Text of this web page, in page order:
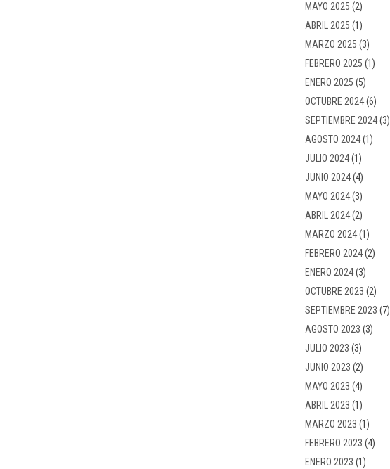
MAYO 2025 (2)
ABRIL 2025 (1)
MARZO 2025 (3)
FEBRERO 2025 (1)
ENERO 2025 (5)
OCTUBRE 2024(6)
SEPTIEMBRE 2024(3)
AGOSTO 2024(1)
JULIO 2024(1)
JUNIO 2024(4)
MAYO 2024(3)
ABRIL 2024(2)
MARZO 2024(1)
FEBRERO 2024(2)
ENERO 2024(3)
OCTUBRE 2023 (2)
SEPTIEMBRE 2023 (7)
AGOSTO 2023 (3)
JULIO 2023 (3)
JUNIO 2023 (2)
MAYO 2023 (4)
ABRIL 2023 (1)
MARZO 2023 (1)
FEBRERO 2023 (4)
ENERO 2023 (1)